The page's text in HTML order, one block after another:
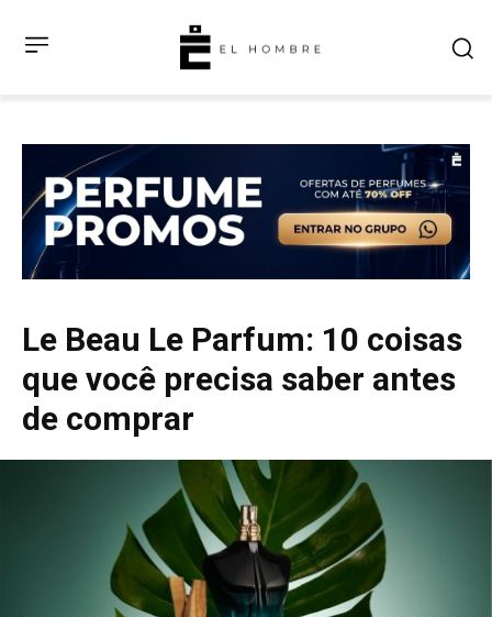
Le Beau Le Parfum: 10 coisas
que você precisa saber antes
de comprar